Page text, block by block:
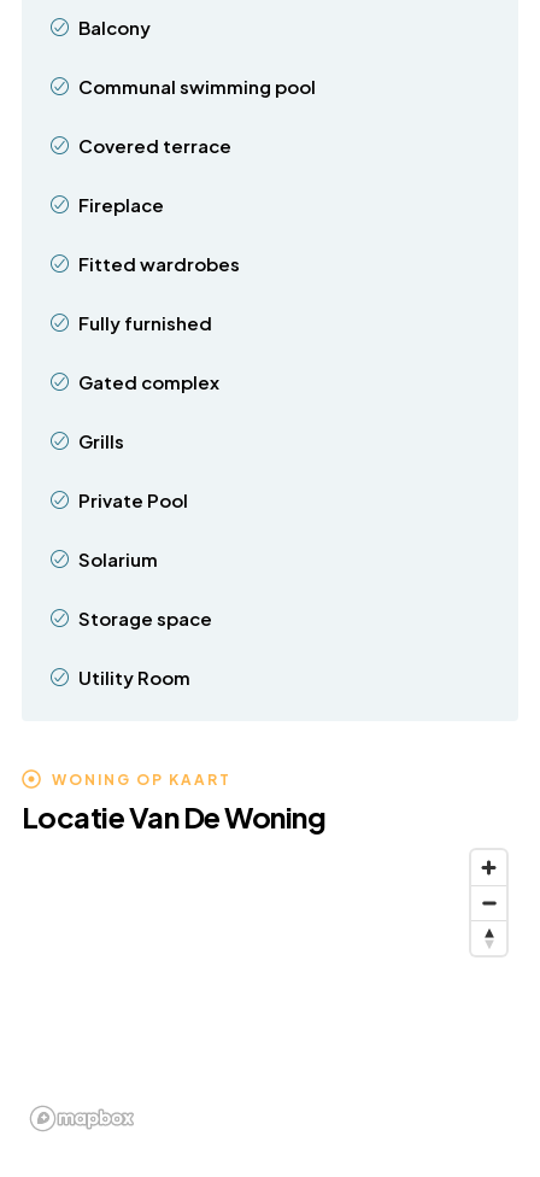
Balcony
Communal swimming pool
Covered terrace
Fireplace
Fitted wardrobes
Fully furnished
Gated complex
Grills
Private Pool
Solarium
Storage space
Utility Room
WONING OP KAART
Locatie Van De Woning